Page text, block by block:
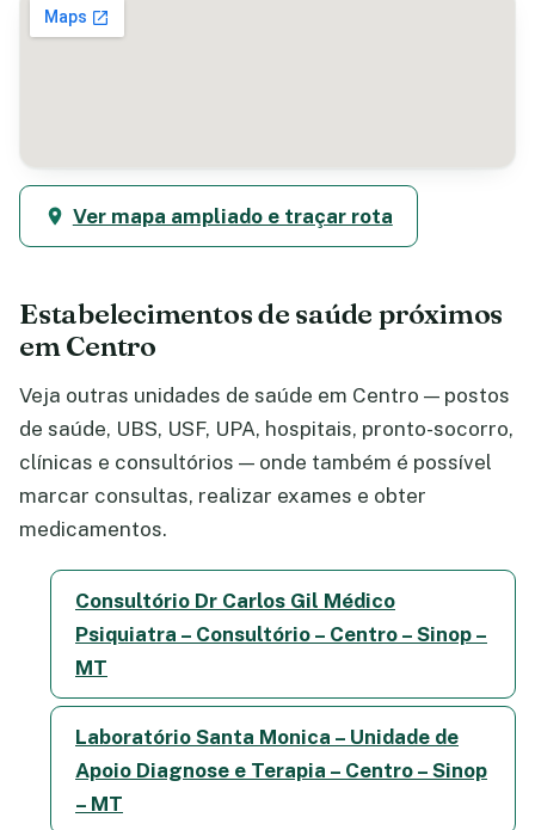
Ver mapa ampliado e traçar rota
Estabelecimentos de saúde próximos
em Centro
Veja outras unidades de saúde em Centro — postos
de saúde, UBS, USF, UPA, hospitais, pronto-socorro,
clínicas e consultórios — onde também é possível
marcar consultas, realizar exames e obter
medicamentos.
Consultório Dr Carlos Gil Médico
Psiquiatra – Consultório – Centro – Sinop –
MT
Laboratório Santa Monica – Unidade de
Apoio Diagnose e Terapia – Centro – Sinop
– MT